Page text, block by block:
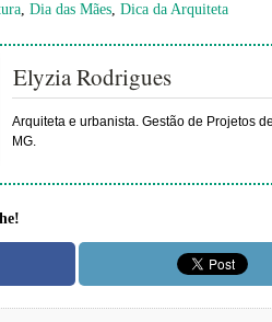
, Dia das Mães, Dica da Arquiteta
Elyzia Rodrigues
Arquiteta e urbanista. Gestão de Projetos
MG.